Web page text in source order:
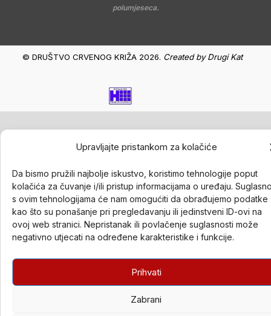
Upravljajte pristankom za kolačiće
Da bismo pružili najbolje iskustvo, koristimo tehnologije poput
kolačića za čuvanje i/ili pristup informacijama o uređaju.
s ovim tehnologijama će nam omogućiti da obrađujemo podatke
kao što su ponašanje pri pregledavanju ili jedinstveni ID-ovi na
ovoj web stranici. Nepristanak ili povlačenje suglasnosti može
negativno utjecati na određene karakteristike i funkcije.
Prihvati
Zabrani
polumjeseca.
© DRUŠTVO CRVENOG KRIŽA 2026. Created byDrugi Kat